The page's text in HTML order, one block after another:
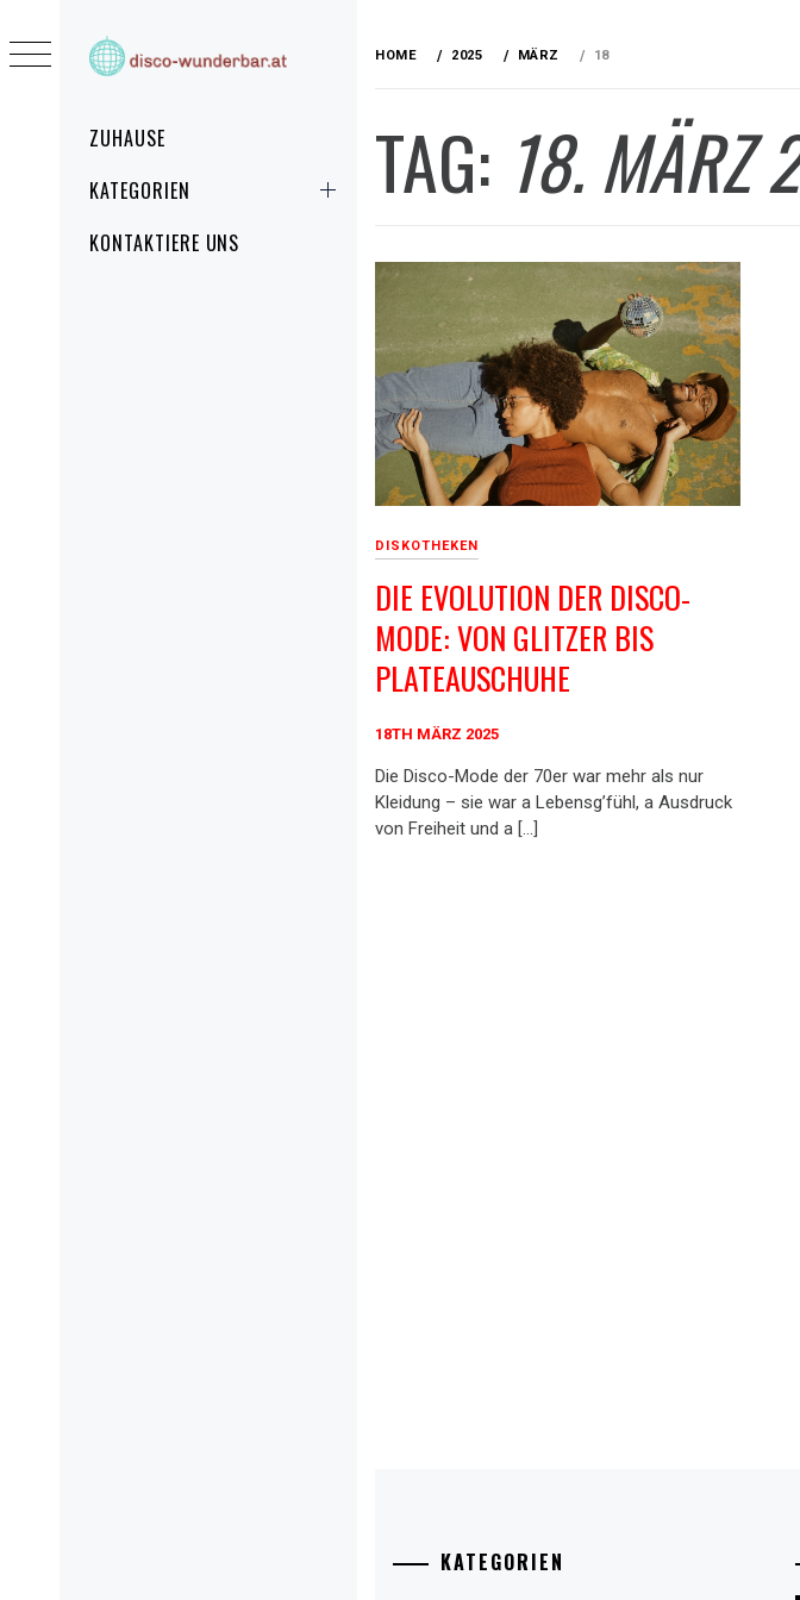
DISCO-
WUNDERBAR.AT
MenuZUHAUSE
KATEGORIEN
KONTAKTIERE UNS
to
content
HOME 2025 MÄRZ 18
TAG: 18. MÄRZ
DISKOTHEKEN
DIE EVOLUTION DER DISCO-
MODE: VON GLITZER BIS
PLATEAUSCHUHE
18TH MÄRZ 2025
Die Disco-Mode der 70er war mehr als nur
Kleidung – sie war a Lebensg’fühl, a Ausdruck
von Freiheit und a […]
KATEGORIEN